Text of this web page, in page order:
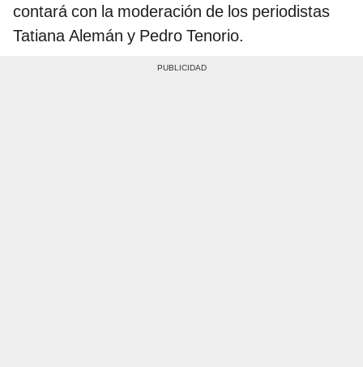
contará con la moderación de los periodistas
Tatiana Alemán y Pedro Tenorio.